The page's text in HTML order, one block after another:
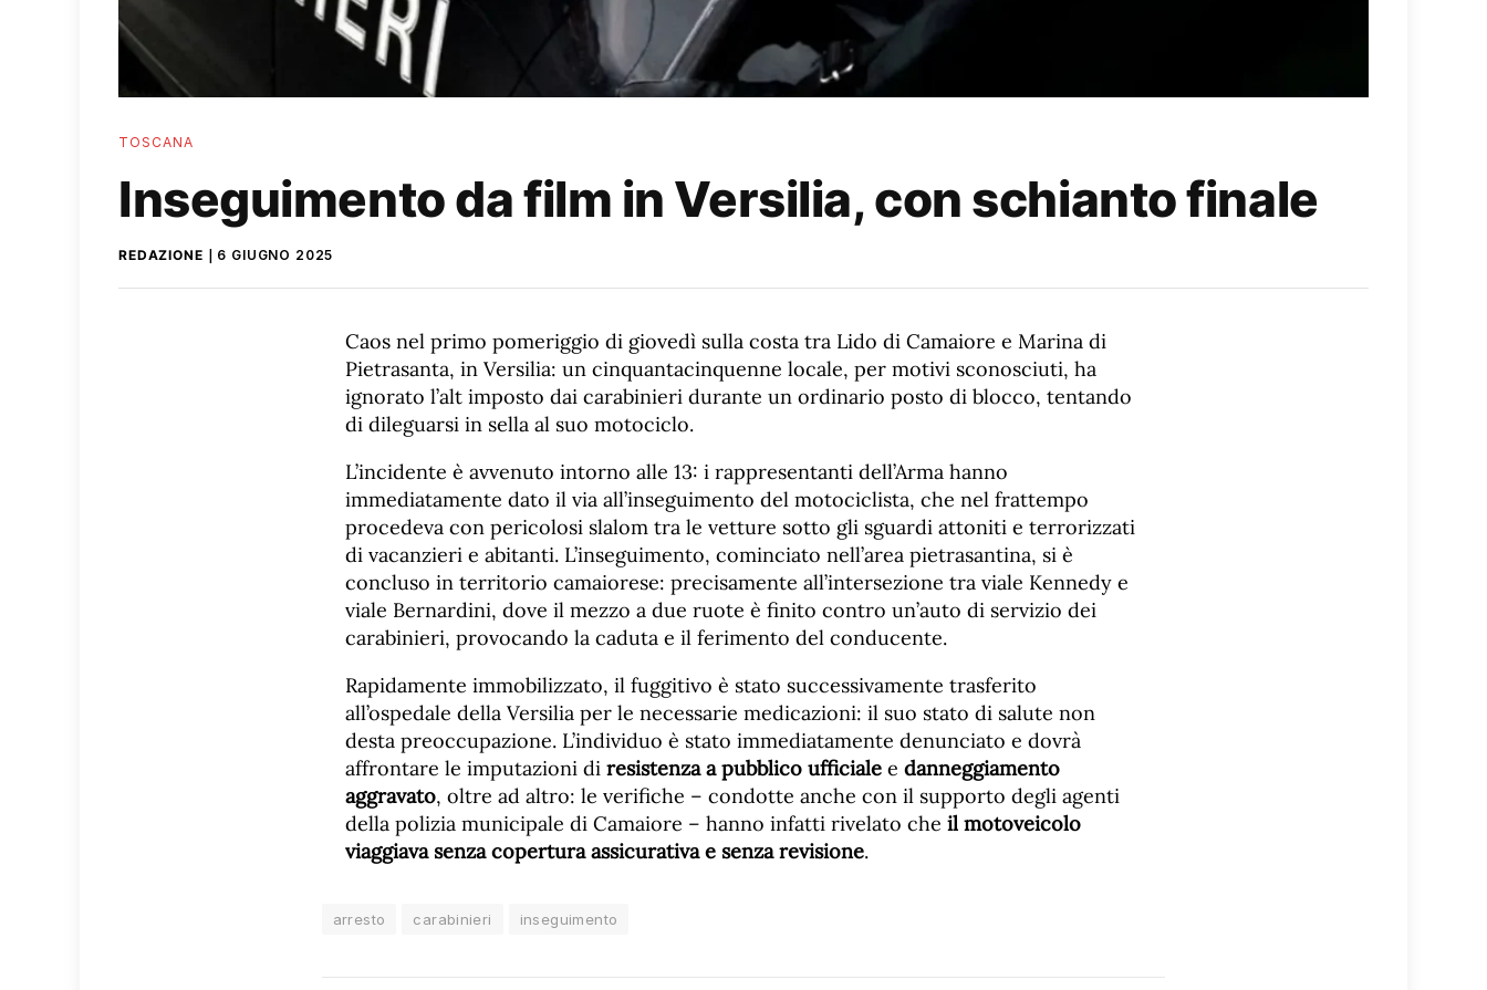
TOSCANA
Inseguimento da film in Versilia, con schianto finale
REDAZIONE 6 GIUGNO 2025
Caos nel primo pomeriggio di giovedì sulla costa tra Lido di Camaiore e Marina di
Pietrasanta, in Versilia: un cinquantacinquenne locale, per motivi sconosciuti, ha
ignorato l’alt imposto dai carabinieri durante un ordinario posto di blocco, tentando
di dileguarsi in sella al suo motociclo.
L’incidente è avvenuto intorno alle 13: i rappresentanti dell’Arma hanno
immediatamente dato il via all’inseguimento del motociclista, che nel frattempo
procedeva con pericolosi slalom tra le vetture sotto gli sguardi attoniti e terrorizzati
di vacanzieri e abitanti. L’inseguimento, cominciato nell’area pietrasantina, si è
concluso in territorio camaiorese: precisamente all’intersezione tra viale Kennedy e
viale Bernardini, dove il mezzo a due ruote è finito contro un’auto di servizio dei
carabinieri, provocando la caduta e il ferimento del conducente.
Rapidamente immobilizzato, il fuggitivo è stato successivamente trasferito
all’ospedale della Versilia per le necessarie medicazioni: il suo stato di salute non
desta preoccupazione. L’individuo è stato immediatamente denunciato e dovrà
affrontare le imputazioni di resistenza a pubblico ufficiale e danneggiamento
aggravato, oltre ad altro: le verifiche – condotte anche con il supporto degli agenti
della polizia municipale di Camaiore – hanno infatti rivelato che il motoveicolo
viaggiava senza copertura assicurativa e senza revisione.
arresto carabinieri inseguimento